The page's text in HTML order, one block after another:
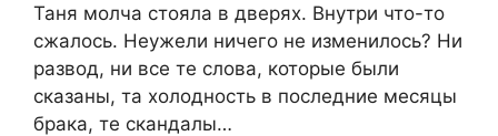
Таня молча стояла в дверях. Внутри что-то
сжалось. Неужели ничего не изменилось? Ни
развод, ни все те слова, которые были
сказаны, та холодность в последние месяцы
брака, те скандалы…